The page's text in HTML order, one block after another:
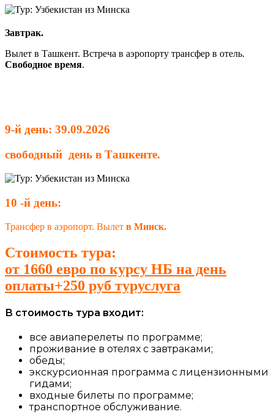
Завтрак.
Вылет в Ташкент. Встреча в аэропорту трансфер в отель.
Свободное время.
9-й день: 39.09.2026
свободный день в Ташкенте.
10 -й день:
Трансфер в аэропорт. Вылет в Минск.
Стоимость тура:
от 1660 евро по курсу НБ на день
оплаты+250 руб туруслуга
В стоимость тура входит:
все авиаперелеты по программе;
проживание в отелях с завтраками;
обеды;
экскурсионная программа с лицензионными
гидами;
входные билеты по программе;
транспортное обслуживание.